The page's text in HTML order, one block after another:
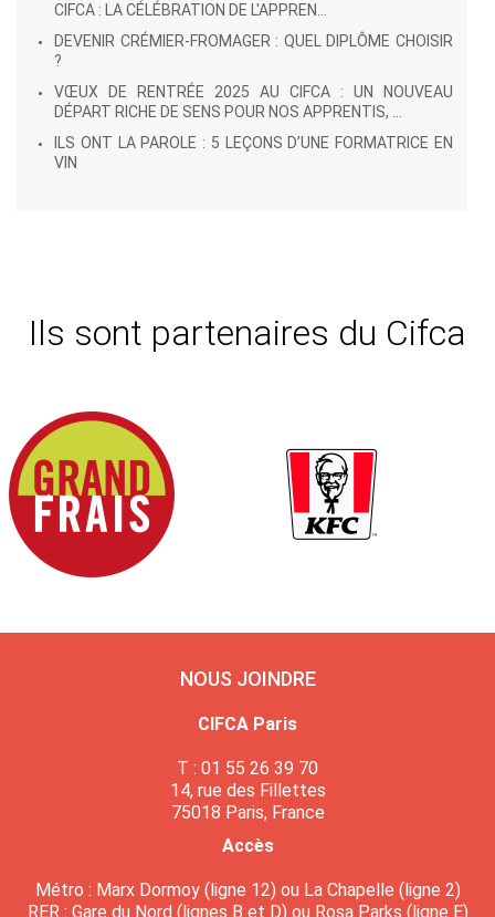
CIFCA : LA CÉLÉBRATION DE L'APPREN...
DEVENIR CRÉMIER-FROMAGER : QUEL DIPLÔME CHOISIR
?
VŒUX DE RENTRÉE 2025 AU CIFCA : UN NOUVEAU
DÉPART RICHE DE SENS POUR NOS APPRENTIS, ...
ILS ONT LA PAROLE : 5 LEÇONS D’UNE FORMATRICE EN
VIN
Ils sont partenaires du Cifca
NOUS JOINDRE
CIFCA Paris
T : 01 55 26 39 70
14, rue des Fillettes
75018 Paris, France
Accès
Métro : Marx Dormoy (ligne 12) ou La Chapelle (ligne 2)
RER : Gare du Nord (lignes B et D) ou Rosa Parks (ligne E)